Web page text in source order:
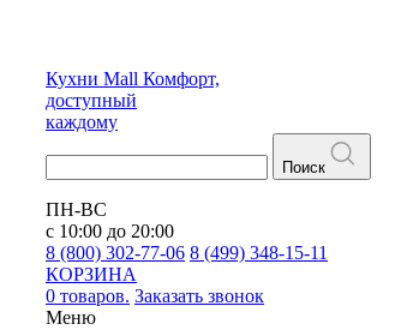
Кухни Mall Комфорт,
доступный
каждому
Поиск
ПН-ВС
с 10:00 до 20:00
8 (800) 302-77-06 8 (499) 348-15-11
КОРЗИНА
0 товаров. Заказать звонок
Меню